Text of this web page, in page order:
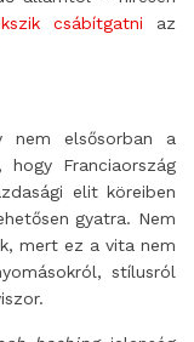
csábítgatni az
nem elsősorban a
Franciaország
elit köreiben
gyatra. Nem
mert ez a vita nem
stílusról